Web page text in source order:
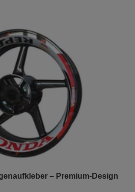
– Premium-Design